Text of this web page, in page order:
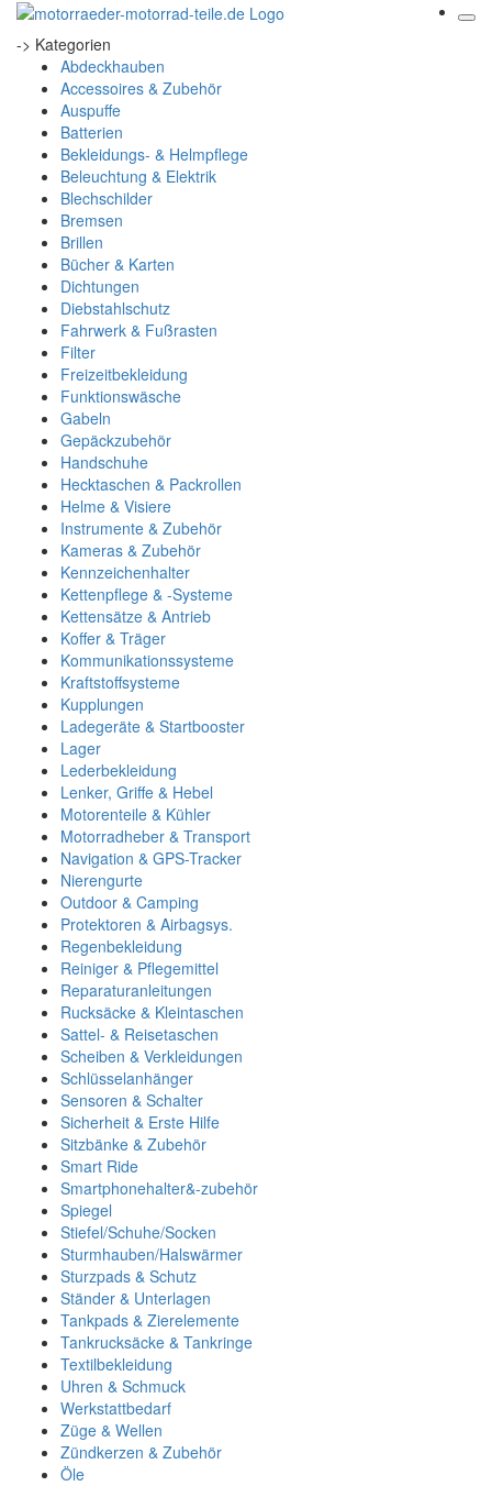
-> Kategorien
Abdeckhauben
Accessoires & Zubehör
Auspuffe
Batterien
Bekleidungs- & Helmpflege
Beleuchtung & Elektrik
Blechschilder
Bremsen
Brillen
Bücher & Karten
Dichtungen
Diebstahlschutz
Fahrwerk & Fußrasten
Filter
Freizeitbekleidung
Funktionswäsche
Gabeln
Gepäckzubehör
Handschuhe
Hecktaschen & Packrollen
Helme & Visiere
Instrumente & Zubehör
Kameras & Zubehör
Kennzeichenhalter
Kettenpflege & -Systeme
Kettensätze & Antrieb
Koffer & Träger
Kommunikationssysteme
Kraftstoffsysteme
Kupplungen
Ladegeräte & Startbooster
Lager
Lederbekleidung
Lenker, Griffe & Hebel
Motorenteile & Kühler
Motorradheber & Transport
Navigation & GPS-Tracker
Nierengurte
Outdoor & Camping
Protektoren & Airbagsys.
Regenbekleidung
Reiniger & Pflegemittel
Reparaturanleitungen
Rucksäcke & Kleintaschen
Sattel- & Reisetaschen
Scheiben & Verkleidungen
Schlüsselanhänger
Sensoren & Schalter
Sicherheit & Erste Hilfe
Sitzbänke & Zubehör
Smart Ride
Smartphonehalter&-zubehör
Spiegel
Stiefel/Schuhe/Socken
Sturmhauben/Halswärmer
Sturzpads & Schutz
Ständer & Unterlagen
Tankpads & Zierelemente
Tankrucksäcke & Tankringe
Textilbekleidung
Uhren & Schmuck
Werkstattbedarf
Züge & Wellen
Zündkerzen & Zubehör
Öle